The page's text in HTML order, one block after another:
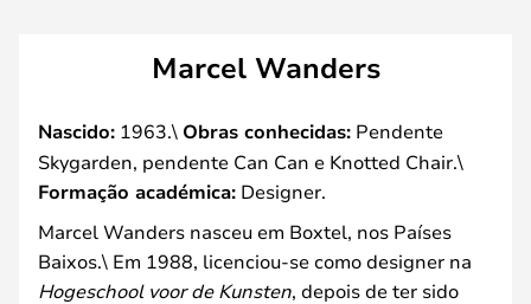
Marcel Wanders
Nascido: 1963.\ Obras conhecidas: Pendente
Skygarden, pendente Can Can e Knotted Chair.\
Formação académica: Designer.
Marcel Wanders nasceu em Boxtel, nos Países
Baixos.\ Em 1988, licenciou-se como designer na
Hogeschool voor de Kunsten, depois de ter sido